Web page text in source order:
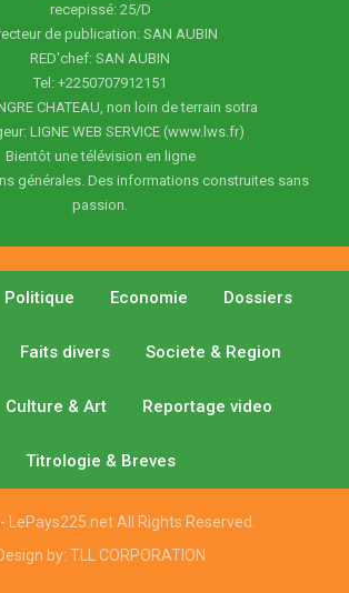
recepissé: 25/D
de publication: SAN AUBIN
RED'chef: SAN AUBIN
Tel: +2250707912151
CHATEAU, non loin de terrain sotra
LIGNE WEB SERVICE (www.lws.fr)
Bientôt une télévision en ligne
générales. Des informations construites sans
passion.
Politique Economie Dossiers
Faits divers Societe & Region
Culture & Art Reportage video
Titrologie & Breves
LePays225.net All Rights Reserved.
by: TLL CORPORATION